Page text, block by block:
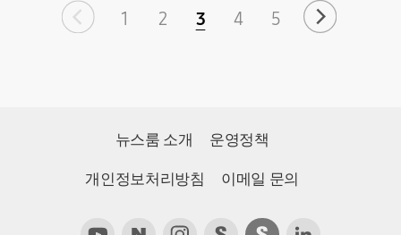
1 2 3 4 5
뉴스룸 소개 운영정책
개인정보처리방침 이메일 문의